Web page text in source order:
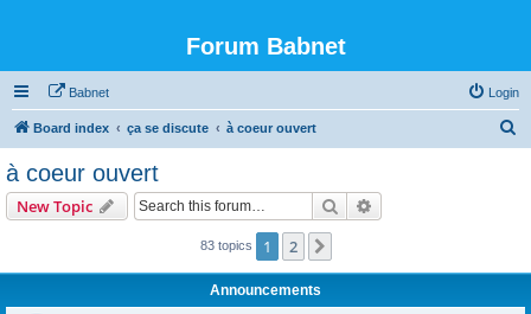
Forum Babnet
Babnet Login
Board index ça se discute à coeur ouvert
à coeur ouvert
New Topic Search
83 topics 1 2
Announcements